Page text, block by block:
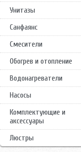
Унитазы
Санфаянс
Смесители
Обогрев и отопление
Водонагреватели
Насосы
Комплектующие и
аксессуары
Люстры